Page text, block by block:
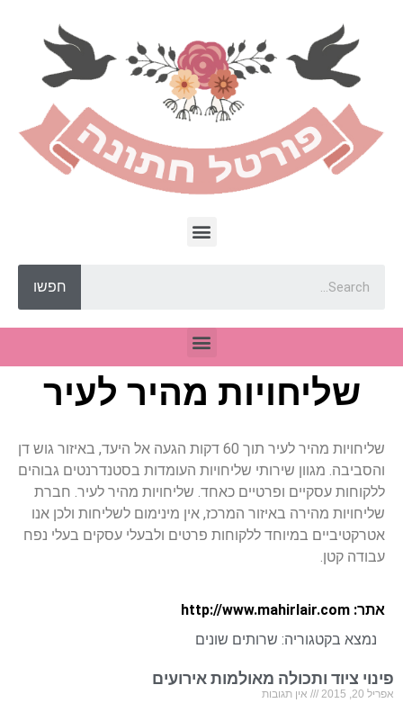
חפשו
שליחויות מהיר לעיר
שליחויות מהיר לעיר תוך 60 דקות הגעה אל היעד, באיזור גוש דן
והסביבה. מגוון שירותי שליחויות העומדות בסטנדרנטים גבוהים
ללקוחות עסקיים ופרטיים כאחד. שליחויות מהיר לעיר. חברת
שליחויות מהירה באיזור המרכז, אין מינימום לשליחות ולכן אנו
אטרקטיביים במיוחד ללקוחות פרטים ולבעלי עסקים בעלי נפח
עבודה קטן.
אתר: http://www.mahirlair.com
נמצא בקטגוריה: שרותים שונים
פינוי ציוד ותכולה מאולמות אירועים
אפריל 20, 2015 אין תגובות